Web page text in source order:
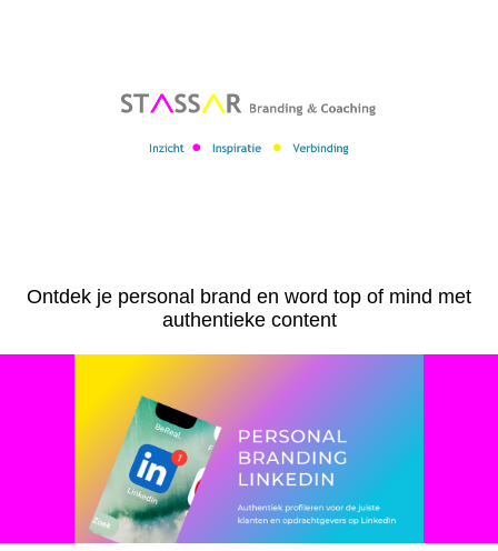
Ontdek je personal brand en word top of mind met
authentieke content